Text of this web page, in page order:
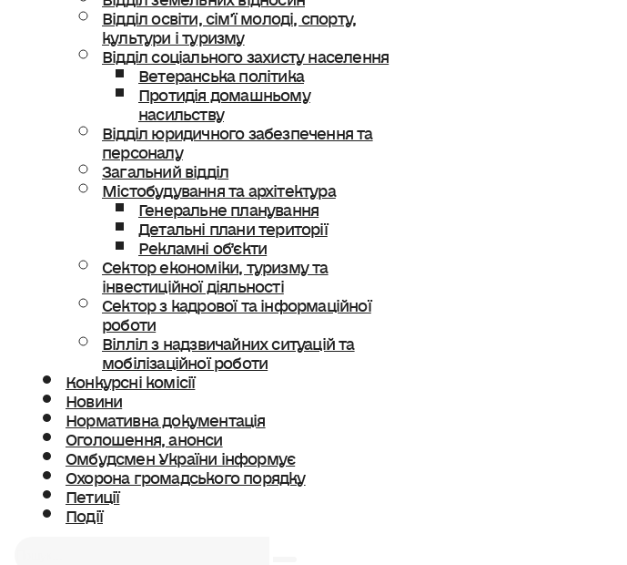
Відділ освіти, сімʼї молоді, спорту,
культури і туризму
Відділ соціального захисту населення
Ветеранська політика
Протидія домашньому
насильству
Відділ юридичного забезпечення та
персоналу
Загальний відділ
Містобудування та архітектура
Генеральне планування
Детальні плани території
Рекламні об’єкти
Сектор економіки, туризму та
інвестиційної діяльності
Сектор з кадрової та інформаційної
роботи
Вілліл з надзвичайних ситуацій та
мобілізаційної роботи
Конкурсні комісії
Новини
Нормативна документація
Оголошення, анонси
Омбудсмен України інформує
Охорона громадського порядку
Петиції
Події